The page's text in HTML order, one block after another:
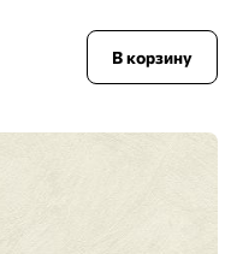
В корзину